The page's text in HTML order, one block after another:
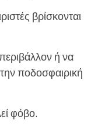
βρίσκονται
ή να
ποδοσφαιρική
φόβο.